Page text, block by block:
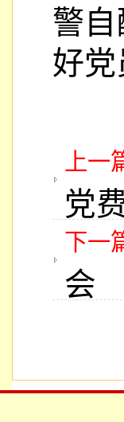
警
好
上一
党
下一
会